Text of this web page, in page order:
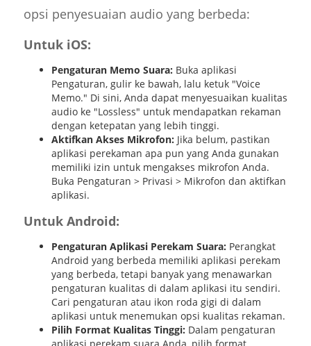
opsi penyesuaian audio yang berbeda:
Untuk iOS:
Pengaturan Memo Suara: Buka aplikasi
Pengaturan, gulir ke bawah, lalu ketuk "Voice
Memo." Di sini, Anda dapat menyesuaikan kualitas
audio ke "Lossless" untuk mendapatkan rekaman
dengan ketepatan yang lebih tinggi.
Aktifkan Akses Mikrofon: Jika belum, pastikan
aplikasi perekaman apa pun yang Anda gunakan
memiliki izin untuk mengakses mikrofon Anda.
Buka Pengaturan > Privasi > Mikrofon dan aktifkan
aplikasi.
Untuk Android:
Pengaturan Aplikasi Perekam Suara: Perangkat
Android yang berbeda memiliki aplikasi perekam
yang berbeda, tetapi banyak yang menawarkan
pengaturan kualitas di dalam aplikasi itu sendiri.
Cari pengaturan atau ikon roda gigi di dalam
aplikasi untuk menemukan opsi kualitas rekaman.
Pilih Format Kualitas Tinggi: Dalam pengaturan